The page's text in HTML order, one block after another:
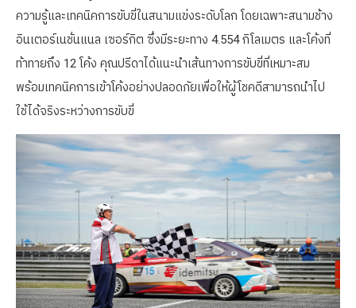
ความรู้และเทคนิคการขับขี่ในสนามแข่งระดับโลก โดยเฉพาะสนามช้าง
อินเตอร์เนชั่นแนล เซอร์กิต ซึ่งมีระยะทาง 4.554 กิโลเมตร และโค้งที่
ท้าทายถึง 12 โค้ง คุณปรีดาได้แนะนำเส้นทางการขับขี่ที่เหมาะสม
พร้อมเทคนิคการเข้าโค้งอย่างปลอดภัยเพื่อให้ผู้โชคดีสามารถนำไป
ใช้ได้จริงระหว่างการขับขี่